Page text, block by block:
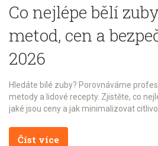
Co nejlépe bělí
metod, cen a
2026
Hledáte bílé zuby? Porovnáváme
metody a lidové recepty. Zjistěte, co
jaké jsou ceny a jak minimalizovat
Číst více